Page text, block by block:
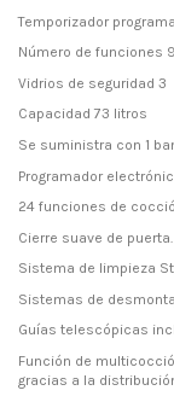
Temporizador
Número de funciones
Vidrios de seguridad 3
Capacidad 73 litros
Se suministra con 1
Programador
24 funciones de
Cierre suave
Sistema de limpieza
Sistemas de
Guías telescópicas
Función de
gracias a la